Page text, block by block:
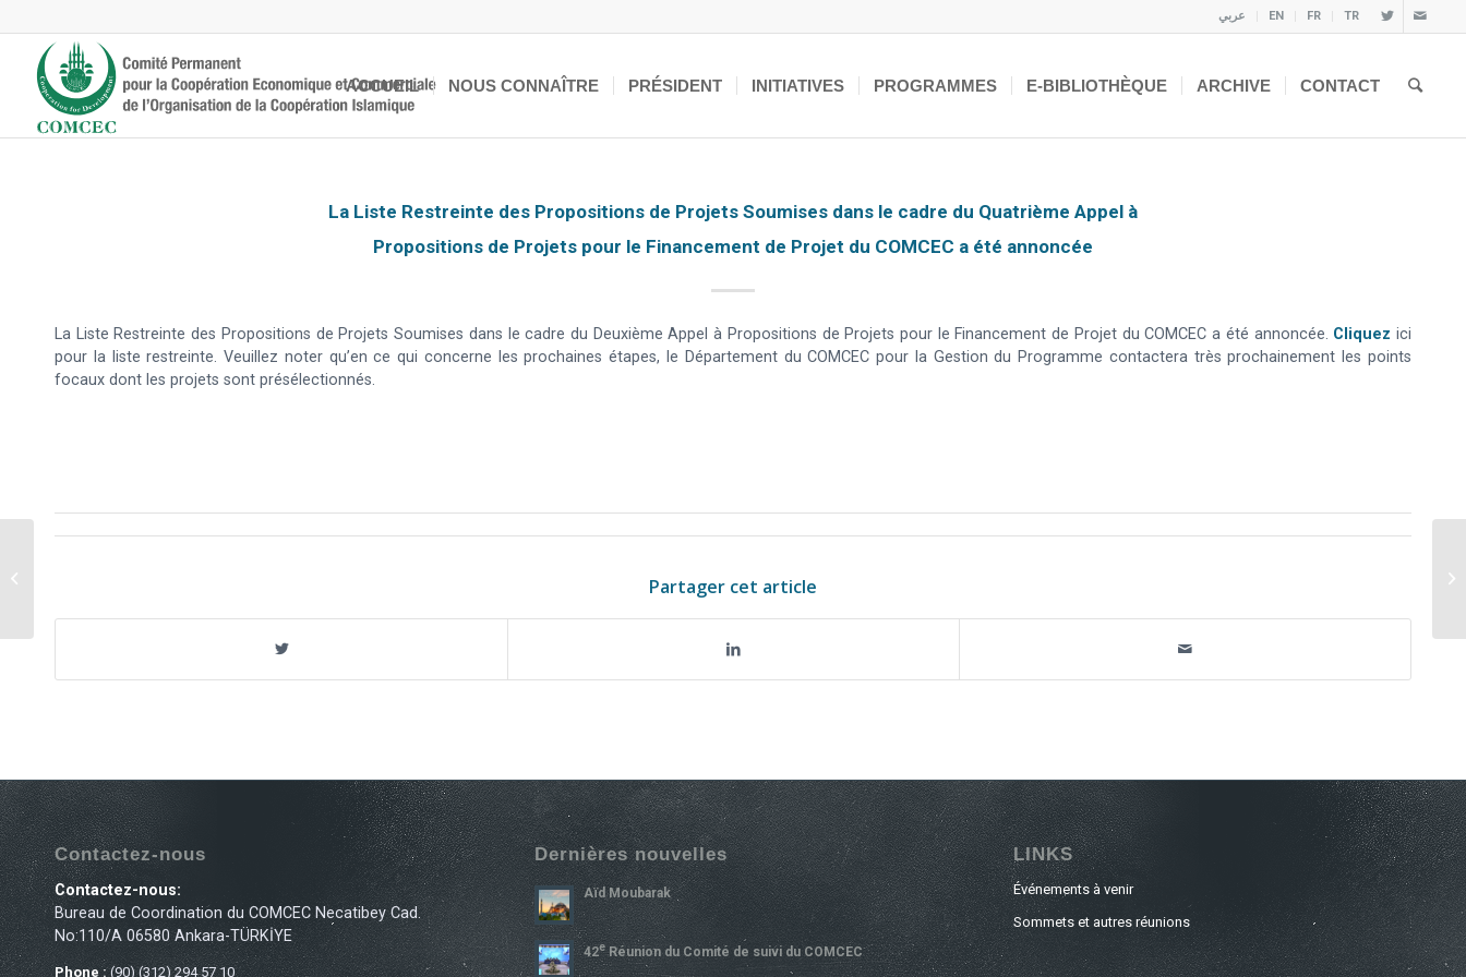
عربي EN FR TR
ACCUEIL NOUS CONNAÎTRE PRÉSIDENT INITIATIVES PROGRAMMES E-BIBLIOTHÈQUE ARCHIVE CONTACT
La Liste Restreinte des Propositions de Projets Soumises dans le cadre du Quatrième Appel à
Propositions de Projets pour le Financement de Projet du COMCEC a été annoncée
La Liste Restreinte des Propositions de Projets Soumises dans le cadre du Deuxième Appel à Propositions de Projets pour le Financement de Projet du COMCEC a été annoncée. Cliquez ici
pour la liste restreinte. Veuillez noter qu’en ce qui concerne les prochaines étapes, le Département du COMCEC pour la Gestion du Programme contactera très prochainement les points
focaux dont les projets sont présélectionnés.
Partager cet article
Contactez-nous
Contactez-nous:
Bureau de Coordination du COMCEC Necatibey Cad.
No:110/A 06580 Ankara-TÜRKİYE
Phone :(90) (312) 294 57 10
Dernières nouvelles
Aïd Moubarak
42ERéunion du Comité de suivi du COMCEC
LINKS
Événements à venir
Sommets et autres réunions